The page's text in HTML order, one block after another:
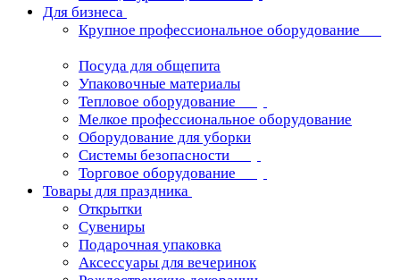
Для бизнеса
Крупное профессиональное оборудование
Посуда для общепита
Упаковочные материалы
Тепловое оборудование
Мелкое профессиональное оборудование
Оборудование для уборки
Системы безопасности
Торговое оборудование
Товары для праздника
Открытки
Сувениры
Подарочная упаковка
Аксессуары для вечеринок